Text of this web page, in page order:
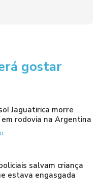
gostar
Jaguatirica morre
rodovia na Argentina
salvam criança
estava engasgada